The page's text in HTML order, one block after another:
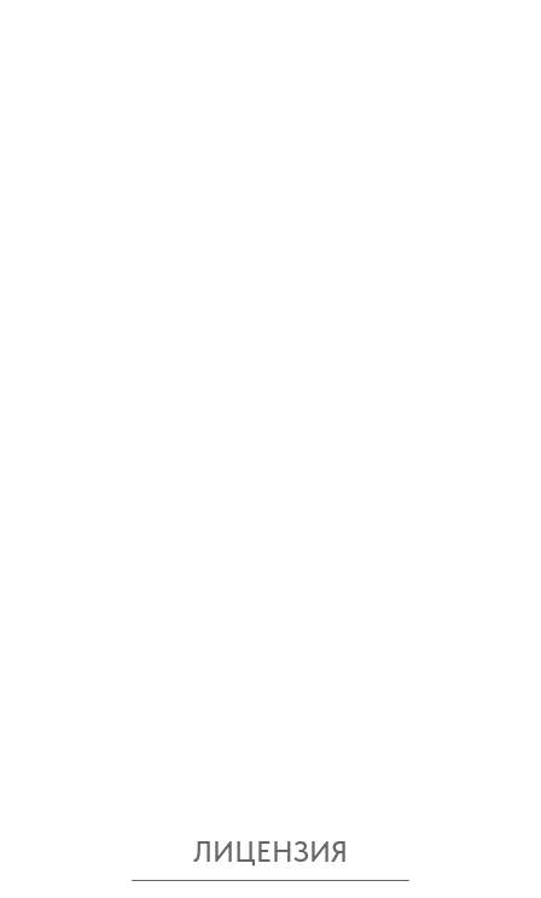
ЛИЦЕНЗИЯ
МЫ ПОМОЖЕМ!
Оставьте заявку и мы свяжемся